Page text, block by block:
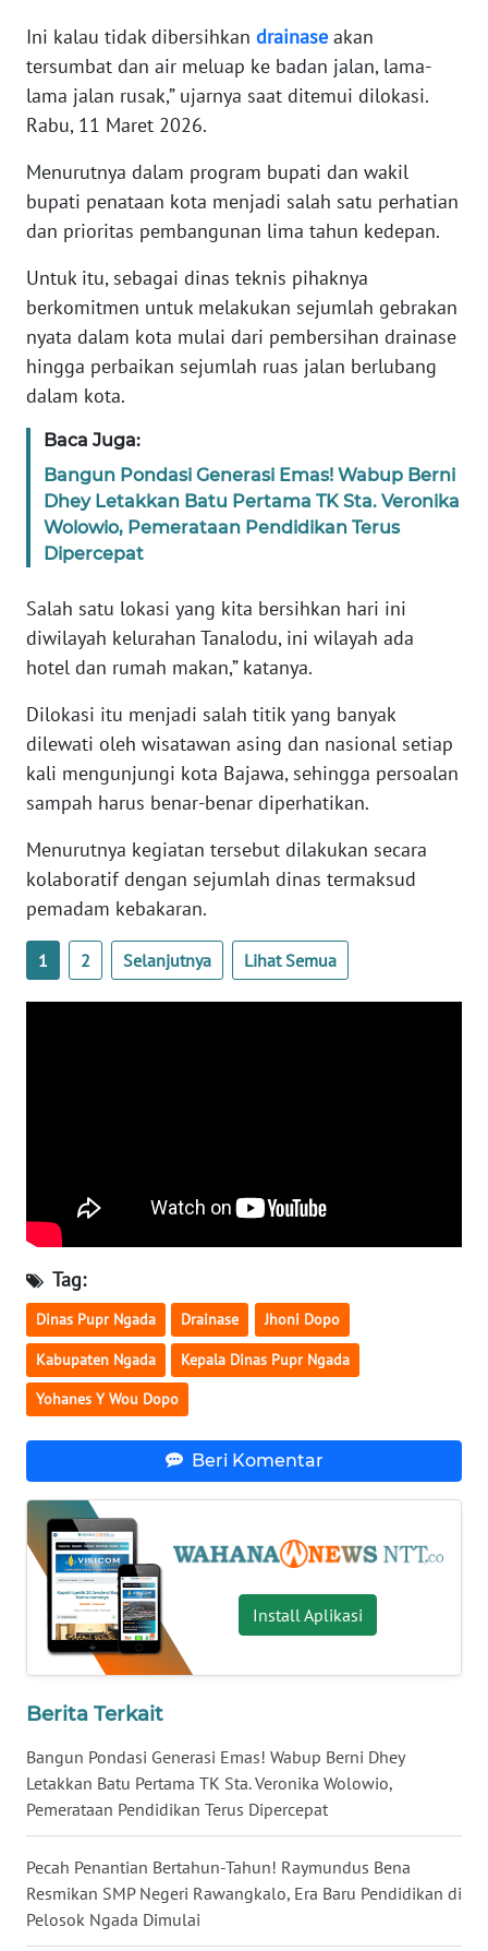
Ini kalau tidak dibersihkan drainase akan
tersumbat dan air meluap ke badan jalan, lama-
lama jalan rusak,” ujarnya saat ditemui dilokasi.
Rabu, 11 Maret 2026.
Menurutnya dalam program bupati dan wakil
bupati penataan kota menjadi salah satu perhatian
dan prioritas pembangunan lima tahun kedepan.
Untuk itu, sebagai dinas teknis pihaknya
berkomitmen untuk melakukan sejumlah gebrakan
nyata dalam kota mulai dari pembersihan drainase
hingga perbaikan sejumlah ruas jalan berlubang
dalam kota.
Baca Juga:
Bangun Pondasi Generasi Emas! Wabup Berni
Dhey Letakkan Batu Pertama TK Sta. Veronika
Wolowio, Pemerataan Pendidikan Terus
Dipercepat
Salah satu lokasi yang kita bersihkan hari ini
diwilayah kelurahan Tanalodu, ini wilayah ada
hotel dan rumah makan,” katanya.
Dilokasi itu menjadi salah titik yang banyak
dilewati oleh wisatawan asing dan nasional setiap
kali mengunjungi kota Bajawa, sehingga persoalan
sampah harus benar-benar diperhatikan.
Menurutnya kegiatan tersebut dilakukan secara
kolaboratif dengan sejumlah dinas termaksud
pemadam kebakaran.
1 2 Selanjutnya Lihat Semua
Tag:
Dinas Pupr Ngada Drainase Jhoni Dopo
Kabupaten Ngada Kepala Dinas Pupr Ngada
Yohanes Y Wou Dopo
Beri Komentar
Install Aplikasi
Berita Terkait
Bangun Pondasi Generasi Emas! Wabup Berni Dhey
Letakkan Batu Pertama TK Sta. Veronika Wolowio,
Pemerataan Pendidikan Terus Dipercepat
Pecah Penantian Bertahun-Tahun! Raymundus Bena
Resmikan SMP Negeri Rawangkalo, Era Baru Pendidikan di
Pelosok Ngada Dimulai
WN
JABAR
WN
WN
NTT
WN
KEPRI
WN
PAPUA
WN
PAPUA
BARAT
WN
WN
SERAMBI
WN
JAMBI
WN
SULTRA
WN
WN
SULTENG
WN
SUMBAR
WN
SUMSEL
WN
BENGKULU
WN
WN
JATENG
WN
NUSANTARA
JOGJA
WN
JATIM
BALI
WN